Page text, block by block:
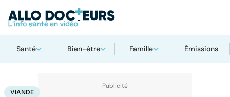
Santé Bien-être Famille Émissions
AccueilSanté
VIANDE